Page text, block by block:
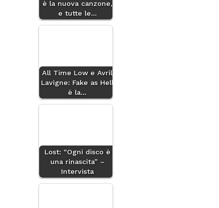
è la nuova canzone,
e tutte le…
All Time Low e Avril
Lavigne: Fake as Hell
è la…
Lost: “Ogni disco è
una rinascita” –
Intervista